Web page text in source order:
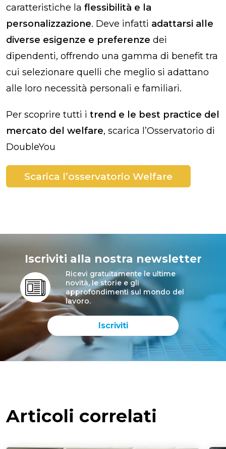
caratteristiche la flessibilità e la
personalizzazione. Deve infatti adattarsi alle
diverse esigenze e preferenze dei
dipendenti, offrendo una gamma di benefit tra
cui selezionare quelli che meglio si adattano
alle loro necessità personali e familiari.
Per scoprire tutti i trend e le best practice del
mercato del welfare, scarica l’Osservatorio di
DoubleYou
Scarica l’osservatorio Welfare
Iscriviti alla nostra newsletter
Ricevi gratuitamente le ultime
novità, le storie e gli
approfondimenti sul mondo del
lavoro.
Iscriviti
Articoli correlati